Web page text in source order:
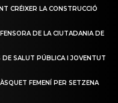
CRÉIXER LA CONSTRUCCIÓ
DE LA CIUTADANIA DE
DE SALUT PÚBLICA I JOVENTUT
FEMENÍ PER SETZENA